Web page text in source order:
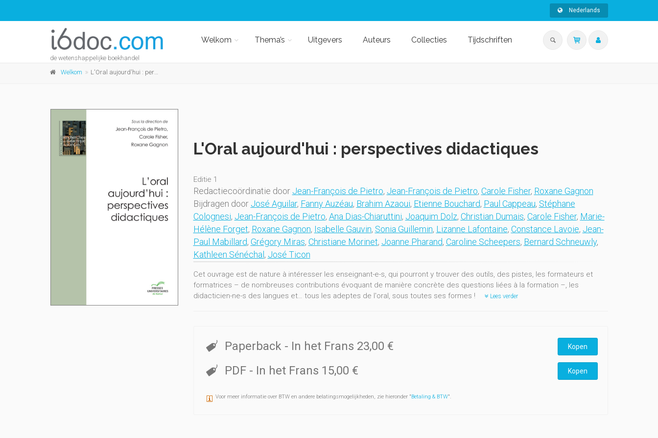
Nederlands
de wetenshappelijke boekhandel
Welkom Thema’s Uitgevers Auteurs Collecties Tijdschriften
Welkom L'Oral aujourd'hui : perspectives didactiques
L'Oral aujourd'hui : perspectives didactiques
Editie 1
Redactiecoördinatie door Jean-François de Pietro, Jean-François de Pietro, Carole Fisher, Roxane Gagnon
Bijdragen door José Aguilar, Fanny Auzéau, Brahim Azaoui, Etienne Bouchard, Paul Cappeau, Stéphane
Colognesi, Jean-François de Pietro, Ana Dias-Chiaruttini, Joaquim Dolz, Christian Dumais, Carole Fisher, Marie-
Hélène Forget, Roxane Gagnon, Isabelle Gauvin, Sonia Guillemin, Lizanne Lafontaine, Constance Lavoie, Jean-
Paul Mabillard, Grégory Miras, Christiane Morinet, Joanne Pharand, Caroline Scheepers, Bernard Schneuwly,
Kathleen Sénéchal , José Ticon
Cet ouvrage est de nature à intéresser les enseignant-e-s, qui pourront y trouver des outils, des pistes, les formateurs et
formatrices – de nombreuses contributions évoquant de manière concrète des questions liées à la formation –, les
didacticien-ne-s des langues et… tous les adeptes de l'oral, sous toutes ses formes !
Lees verder
Paperback - In het Frans 23,00 € Kopen
PDF - In het Frans 15,00 € Kopen
Voor meer informatie over BTW en andere belatingsmogelijkheden, zie hieronder "Betaling & BTW".